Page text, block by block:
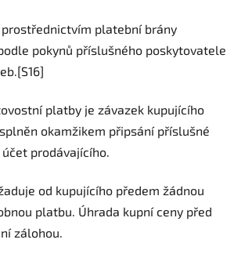
platební brány
pokynů příslušného poskytovatele
platby je závazek kupujícího
okamžikem připsání příslušné
prodávajícího.
od kupujícího předem žádnou
platbu. Úhrada kupní ceny před
zálohou.